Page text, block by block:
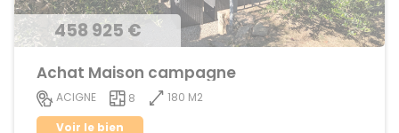
458 925 €
Achat Maison campagne
ACIGNE 8
180 M2
Voir le bien